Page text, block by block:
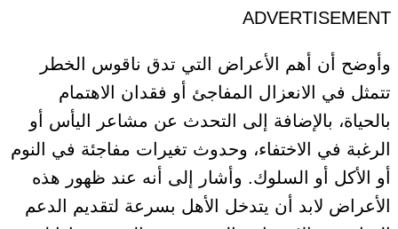
ADVERTISEMENT
وأوضح أن أهم الأعراض التي تدق ناقوس الخطر
تتمثل في الانعزال المفاجئ أو فقدان الاهتمام
بالحياة، بالإضافة إلى التحدث عن مشاعر اليأس أو
الرغبة في الاختفاء، وحدوث تغيرات مفاجئة في النوم
أو الأكل أو السلوك. وأشار إلى أنه عند ظهور هذه
الأعراض لابد أن يتدخل الأهل بسرعة لتقديم الدعم